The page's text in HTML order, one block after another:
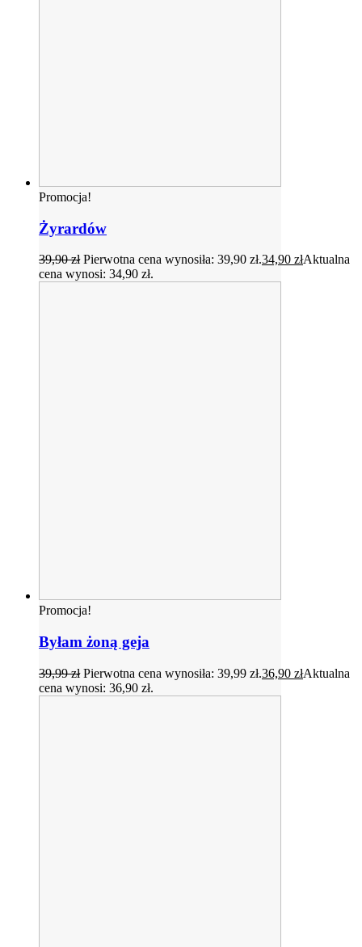
Promocja!
Żyrardów
39,90zł Pierwotna cena wynosiła: 39,90 zł.34,90 złAktualna
cena wynosi: 34,90 zł.
Promocja!
Byłam żoną geja
39,99zł Pierwotna cena wynosiła: 39,99 zł.36,90 złAktualna
cena wynosi: 36,90 zł.